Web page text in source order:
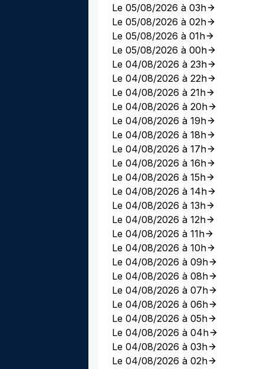
Le 05/08/2026 à 03h
Le 05/08/2026 à 02h
Le 05/08/2026 à 01h
Le 05/08/2026 à 00h
Le 04/08/2026 à 23h
Le 04/08/2026 à 22h
Le 04/08/2026 à 21h
Le 04/08/2026 à 20h
Le 04/08/2026 à 19h
Le 04/08/2026 à 18h
Le 04/08/2026 à 17h
Le 04/08/2026 à 16h
Le 04/08/2026 à 15h
Le 04/08/2026 à 14h
Le 04/08/2026 à 13h
Le 04/08/2026 à 12h
Le 04/08/2026 à 11h
Le 04/08/2026 à 10h
Le 04/08/2026 à 09h
Le 04/08/2026 à 08h
Le 04/08/2026 à 07h
Le 04/08/2026 à 06h
Le 04/08/2026 à 05h
Le 04/08/2026 à 04h
Le 04/08/2026 à 03h
Le 04/08/2026 à 02h